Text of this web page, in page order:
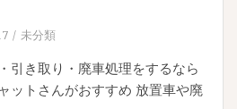
未分類
引き取り・廃車処理をするなら
ットさんがおすすめ 放置車や廃